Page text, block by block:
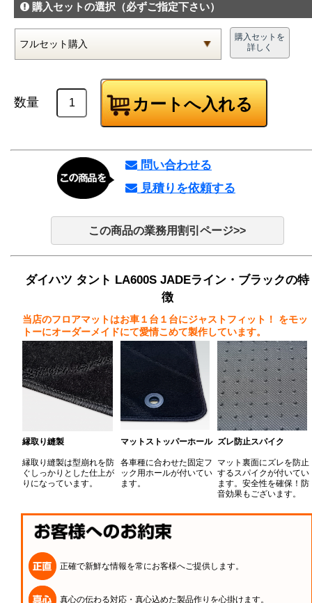
購入セットの選択 （必ずご指定下さい）
購入セットを
詳しく
数量
問い合わせる
見積りを依頼する
この商品の業務用割引ページ>>
ダイハツ タント LA600S JADEライン・ブラックの特
徴
当店のフロアマットはお車１台１台にジャストフィット！
をモッ
トーにオーダーメイドにて愛情こめて製作しています。
縁取り縫製
縁取り縫製は型崩れを防
ぐしっかりとした仕上が
りになっています。
マットストッパーホール
各車種に合わせた固定フ
ック用ホールが付いてい
ます。
ズレ防止スパイク
マット裏面にズレを防止
するスパイクが付いてい
ます。安全性を確保！防
音効果もございます。
正確で新鮮な情報を常にお客様へご提供します。
真心の伝わる対応・真心込めた製品作りを心掛けます。